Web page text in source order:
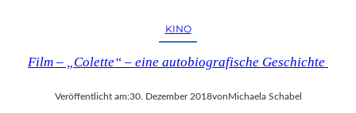
KINO
Film – „Colette“ – eine autobiografische Geschichte
Veröffentlicht am:30. Dezember 2018vonMichaela Schabel